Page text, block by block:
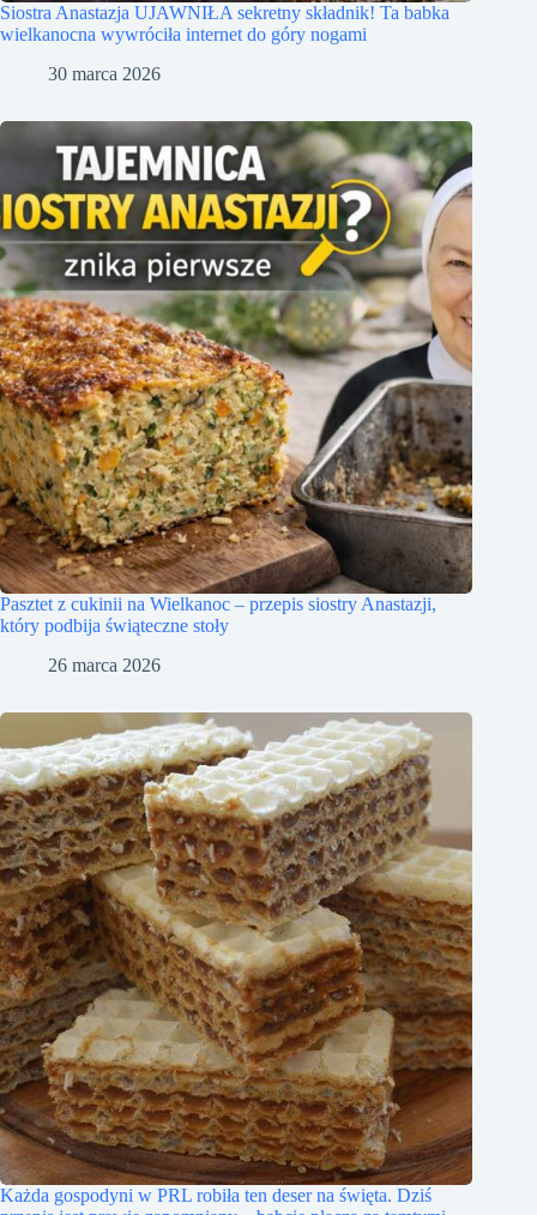
Siostra Anastazja UJAWNIŁA sekretny składnik! Ta babka
wielkanocna wywróciła internet do góry nogami
30 marca 2026
Pasztet z cukinii na Wielkanoc – przepis siostry Anastazji,
który podbija świąteczne stoły
26 marca 2026
Każda gospodyni w PRL robiła ten deser na święta. Dziś